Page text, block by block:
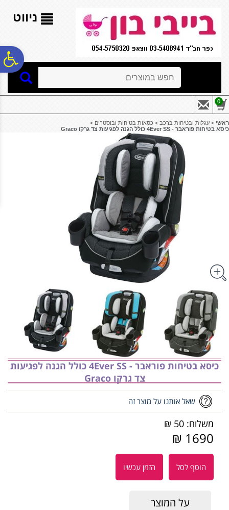
נגישות
אתר
המרכזי
ניווט
0
ראשי > עגלות ובטיחות ברכב > כסאות בטיחות ובוסטרים >
כיסא בטיחות פוראבר - 4Ever SS כולל הגנה לפגיעות צד גרקו Graco
כיסא בטיחות פוראבר - 4Ever SS כולל הגנה לפגיעות
צד גרקו Graco
שאל אותנו על מוצר זה
משלוח: 50 ₪
1690 ₪
הוסף לסל הזמן עכשיו
על המוצר